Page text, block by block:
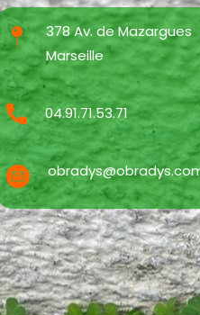
378 Av. de Mazargues
Marseille
04.91.71.53.71